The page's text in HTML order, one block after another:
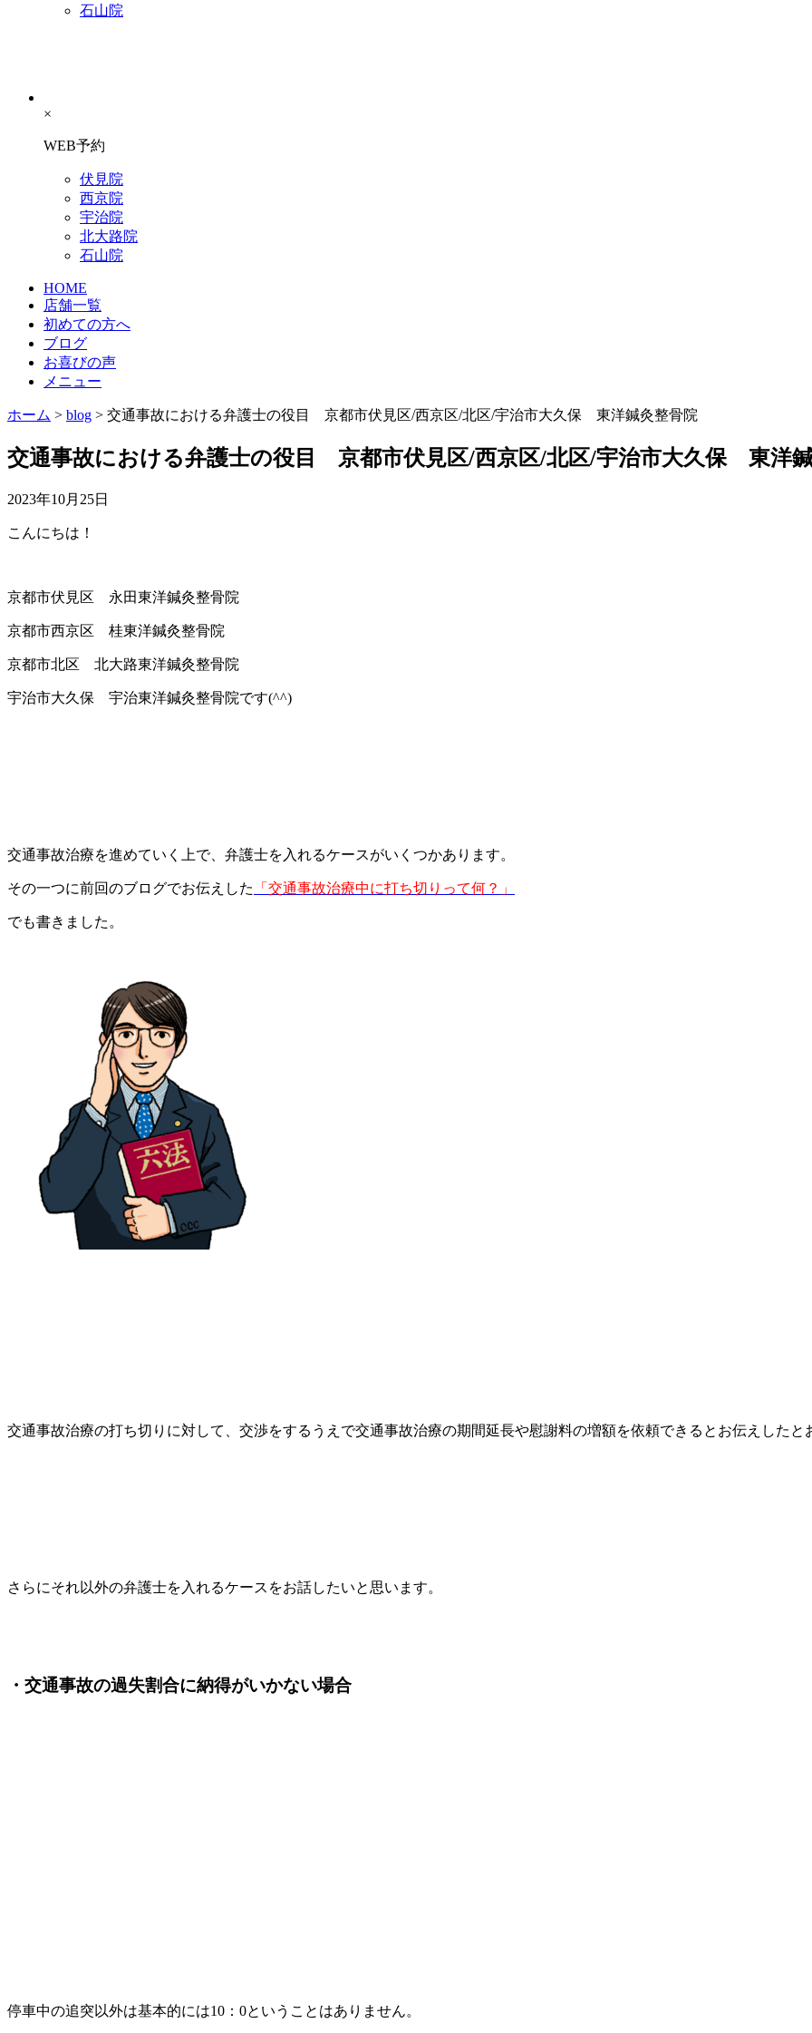
石山院
×
WEB予約
伏見院
西京院
宇治院
北大路院
石山院
HOME
店舗一覧
初めての方へ
ブログ
お喜びの声
メニュー
ホーム > blog > 交通事故における弁護士の役目 京都市伏見区/西京区/北区/宇治市大久保 東洋鍼灸整骨院
交通事故における弁護士の役目 京都市伏見区/西京区/北区/宇治市大久保 東洋
2023年10月25日
こんにちは！
京都市伏見区 永田東洋鍼灸整骨院
京都市西京区 桂東洋鍼灸整骨院
京都市北区 北大路東洋鍼灸整骨院
宇治市大久保 宇治東洋鍼灸整骨院です(^^)
交通事故治療を進めていく上で、弁護士を入れるケースがいくつかあります。
その一つに前回のブログでお伝えした 「交通事故治療中に打ち切りって何？」
でも書きました。
交通事故治療の打ち切りに対して、交渉をするうえで交通事故治療の期間延長や慰謝料の増額を依頼できるとお伝えしたと
さらにそれ以外の弁護士を入れるケースをお話したいと思います。
・交通事故の過失割合に納得がいかない場合
停車中の追突以外は基本的には10：0ということはありません。